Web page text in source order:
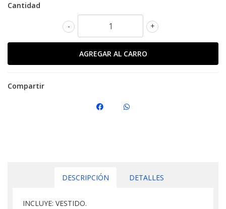
Cantidad
+
-
Compartir
DESCRIPCIÓN DETALLES
INCLUYE: VESTIDO.